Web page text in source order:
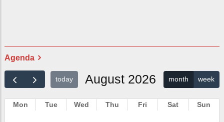
Agenda
today August 2026 month week
Mon Tue Wed Thu Fri Sat Sun